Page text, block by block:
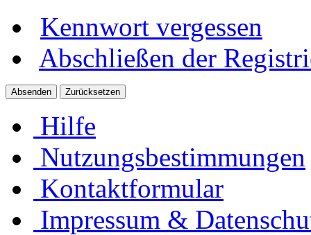
Kennwort vergessen
Abschließen der
Hilfe
Nutzungsbestimmungen
Kontaktformular
Impressum &